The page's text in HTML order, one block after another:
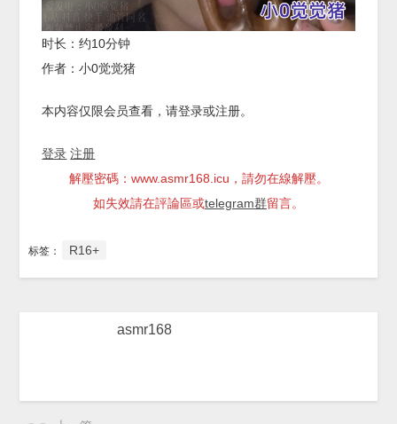
时长：约10分钟
作者：小0觉觉猪
本内容仅限会员查看，请登录或注册。
登录 注册
解壓密碼：www.asmr168.icu，請勿在線解壓。
如失效請在評論區或telegram群留言。
标签： R16+
asmr168